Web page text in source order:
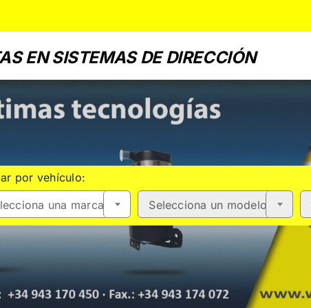
EN SISTEMAS DE DIRECCIÓN
por vehículo:
una marca Selecciona un modelo